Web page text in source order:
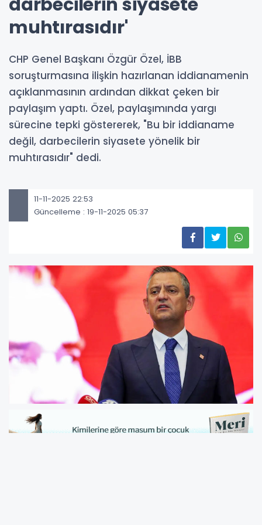
darbecilerin siyasete
muhtırasıdır'
CHP Genel Başkanı Özgür Özel, İBB
soruşturmasına ilişkin hazırlanan iddianamenin
açıklanmasının ardından dikkat çeken bir
paylaşım yaptı. Özel, paylaşımında yargı
sürecine tepki göstererek, "Bu bir iddianame
değil, darbecilerin siyasete yönelik bir
muhtırasıdır" dedi.
11-11-2025 22:53
Güncelleme : 19-11-2025 05:37